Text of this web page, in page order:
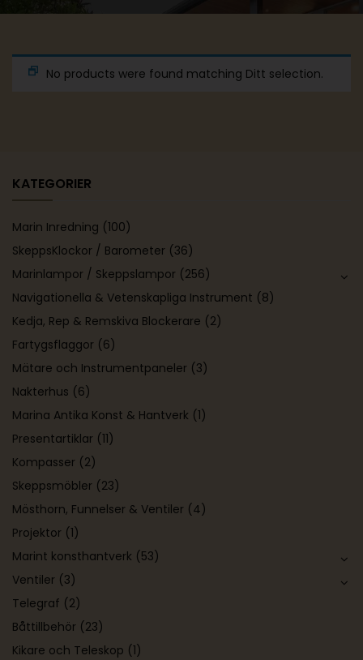
KATEGORIER
Marin Inredning (100)
SkeppsKlockor / Barometer (36)
Marinlampor / Skeppslampor (256)
Navigationella & Vetenskapliga Instrument (8)
Kedja, Rep & Remskiva Blockerare (2)
Fartygsflaggor (6)
Mätare och Instrumentpaneler (3)
Nakterhus (6)
Marina Antika Konst & Hantverk (1)
Presentartiklar (11)
Kompasser (2)
Skeppsmöbler (23)
Mösthorn, Funnelser & Ventiler (4)
Projektor (1)
Marint konsthantverk (53)
Ventiler (3)
Telegraf (2)
Båttillbehör (23)
Kikare och Teleskop (1)
No products were found matching Ditt selection.